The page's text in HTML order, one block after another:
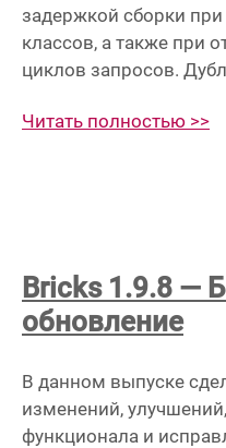
задержкой сборки
классов, а также при
циклов запросов.
Читать полностью >>
Bricks 1.9.8 —
обновление
В данном выпуске
изменений,
функционала и